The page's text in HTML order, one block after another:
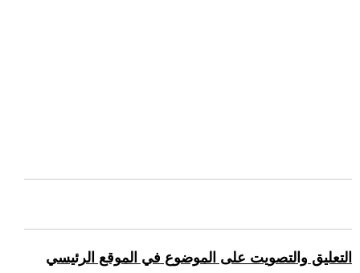
التعليق والتصويت على الموضوع في الموقع الرئيسي